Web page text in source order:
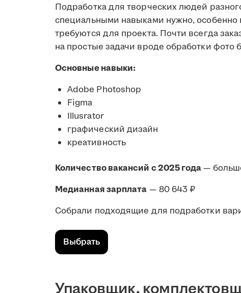
Подработка для творческих людей
специальными навыками нужно,
требуются для проекта. Почти всегда
на простые задачи вроде обработки фото
Основные навыки:
Adobe Photoshop
Figma
Illusrator
графический дизайн
креативность
Количество вакансий с 2025 года —
Медианная зарплата — 80 643 ₽
Собрали подходящие для подработки
Выбрать